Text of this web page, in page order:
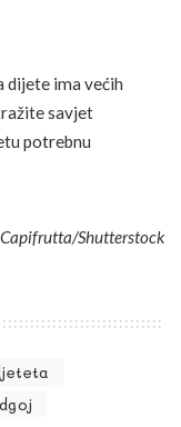
dijete ima većih
savjet
potrebnu
Shutterstock